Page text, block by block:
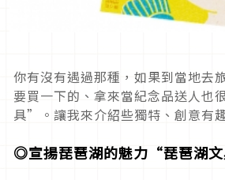
你有沒有遇過那種，如果到當地去
要買一下的、拿來當紀念品送人也
具”。讓我來介紹些獨特、創意有
◎宣揚琵琶湖的魅力“琵琶湖